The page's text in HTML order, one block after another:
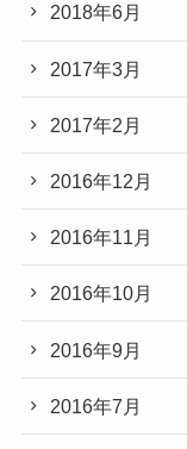
2018年6月
2017年3月
2017年2月
2016年12月
2016年11月
2016年10月
2016年9月
2016年7月